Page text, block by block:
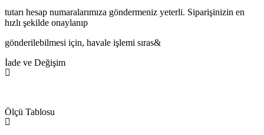
tutarı hesap numaralarımıza göndermeniz yeterli. Siparişinizin en
hızlı şekilde onaylanıp
gönderilebilmesi için, havale işlemi sıras&
İade ve Değişim
Ölçü Tablosu